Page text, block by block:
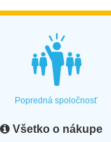
Popredná spoločnosť
Všetko o nákupe